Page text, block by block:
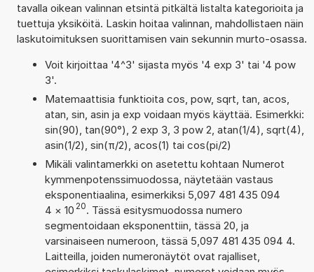
tavalla oikean valinnan etsintä pitkältä listalta kategorioita ja
tuettuja yksiköitä. Laskin hoitaa valinnan, mahdollistaen näin
laskutoimituksen suorittamisen vain sekunnin murto-osassa.
Voit kirjoittaa '4^3' sijasta myös '4 exp 3' tai '4 pow
3'.
Matemaattisia funktioita cos, pow, sqrt, tan, acos,
atan, sin, asin ja exp voidaan myös käyttää. Esimerkki:
sin(90), tan(90°), 2 exp 3, 3 pow 2, atan(1/4), sqrt(4),
asin(1/2), sin(π/2), acos(1) tai cos(pi/2)
Mikäli valintamerkki on asetettu kohtaan Numerot
kymmenpotenssimuodossa, näytetään vastaus
eksponentiaalina, esimerkiksi 5,097 481 435 094
4 × 10 20. Tässä esitysmuodossa numero
segmentoidaan eksponenttiin, tässä 20, ja
varsinaiseen numeroon, tässä 5,097 481 435 094 4.
Laitteilla, joiden numeronäytöt ovat rajalliset,